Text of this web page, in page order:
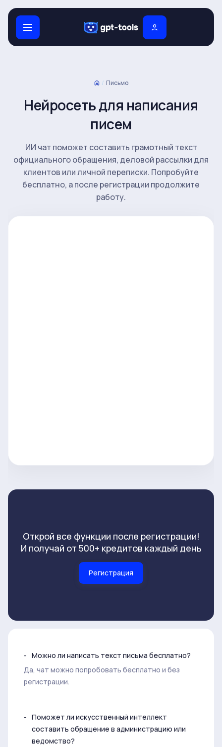
/ Письмо
Нейросеть для написания
писем
ИИ чат поможет составить грамотный текст
официального обращения, деловой рассылки для
клиентов или личной переписки. Попробуйте
бесплатно, а после регистрации продолжите
работу.
Открой все функции после регистрации!
И получай от 500+ кредитов каждый день
Регистрация
Можно ли написать текст письма бесплатно?
Да, чат можно попробовать бесплатно и без
регистрации.
Поможет ли искусственный интеллект
составить обращение в администрацию или
ведомство?